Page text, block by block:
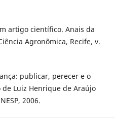
artigo científico. Anais da
Agronômica, Recife, v.
publicar, perecer e o
Luiz Henrique de Araújo
2006.